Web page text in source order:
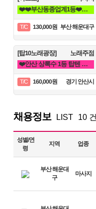
❤️❤️부산동종업계1등❤️하루최고수입보장❤️❤️
T/C 130,000원 부산 해운대구
[탑10노래광장]
노래주점
❤️안산 상록수 1등 탑텐 직원구합니다❤️
T/C 160,000원 경기 안산시
채용정보 LIST 10 건
성별/연
령
지역 업종
부산 해운대
구
마사지